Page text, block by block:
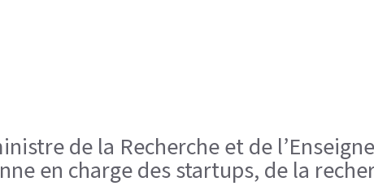
de la Recherche et de
en charge des startups, de la